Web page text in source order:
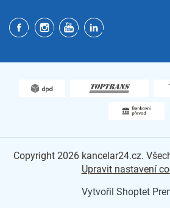
Vytvořil Shoptet
Copyright 2026 kancelar24.cz.
Upravit nastavení